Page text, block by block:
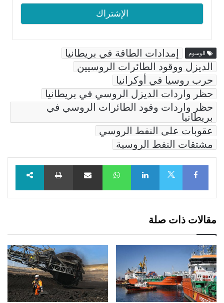
الوسوم
إمدادات الطاقة في بريطانيا
الديزل ووقود الطائرات الروسيين
حرب روسيا في أوكرانيا
حظر واردات الديزل الروسي في بريطانيا
حظر واردات وقود الطائرات الروسي في
بريطانيا
عقوبات على النفط الروسي
مشتقات النفط الروسية
Facebook
LinkedIn
WhatsAppمشاركة عبر البريد طباعة
مقالات ذات صلة